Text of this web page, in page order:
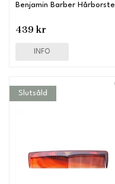
Benjamin Barber Hårborste
439 kr
INFO
Slutsåld